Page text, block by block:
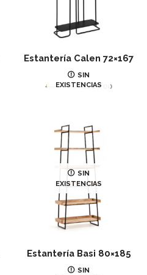
Estantería Calen 72×167
Juliá
€
267.00 El
€267.00.
€227.00El
SIN
EXISTENCIAS
SIN
EXISTENCIAS
Estantería Basi 80×185
Juliá
SIN